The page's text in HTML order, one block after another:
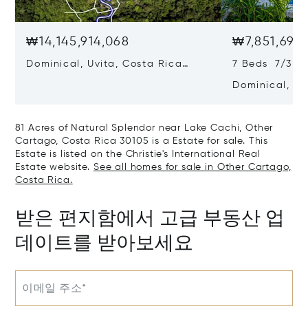
₩14,145,914,068
Dominical, Uvita, Costa Rica
7 Beds 7/3
Dominical,
81 Acres of Natural Splendor near Lake Cachi, Other
Cartago, Costa Rica 30105 is a Estate for sale. This
Estate is listed on the Christie's International Real
Estate website. See all homes for sale in Other Cartago,
Costa Rica.
받은 편지함에서 고급 부동산 업
데이트를 받아보세요
이메일 주소*